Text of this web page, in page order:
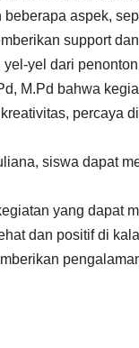
aspek,
support
yel dari
M.Pd bahwa
percaya
siswa dapat
yang dapat
dan positif di